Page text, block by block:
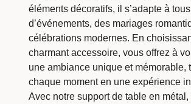
éléments décoratifs, il s’adapte à
d’événements, des mariages
célébrations modernes. En
charmant accessoire, vous offrez à
une ambiance unique et mémorable,
chaque moment en une expérience
Avec notre support de table en métal,